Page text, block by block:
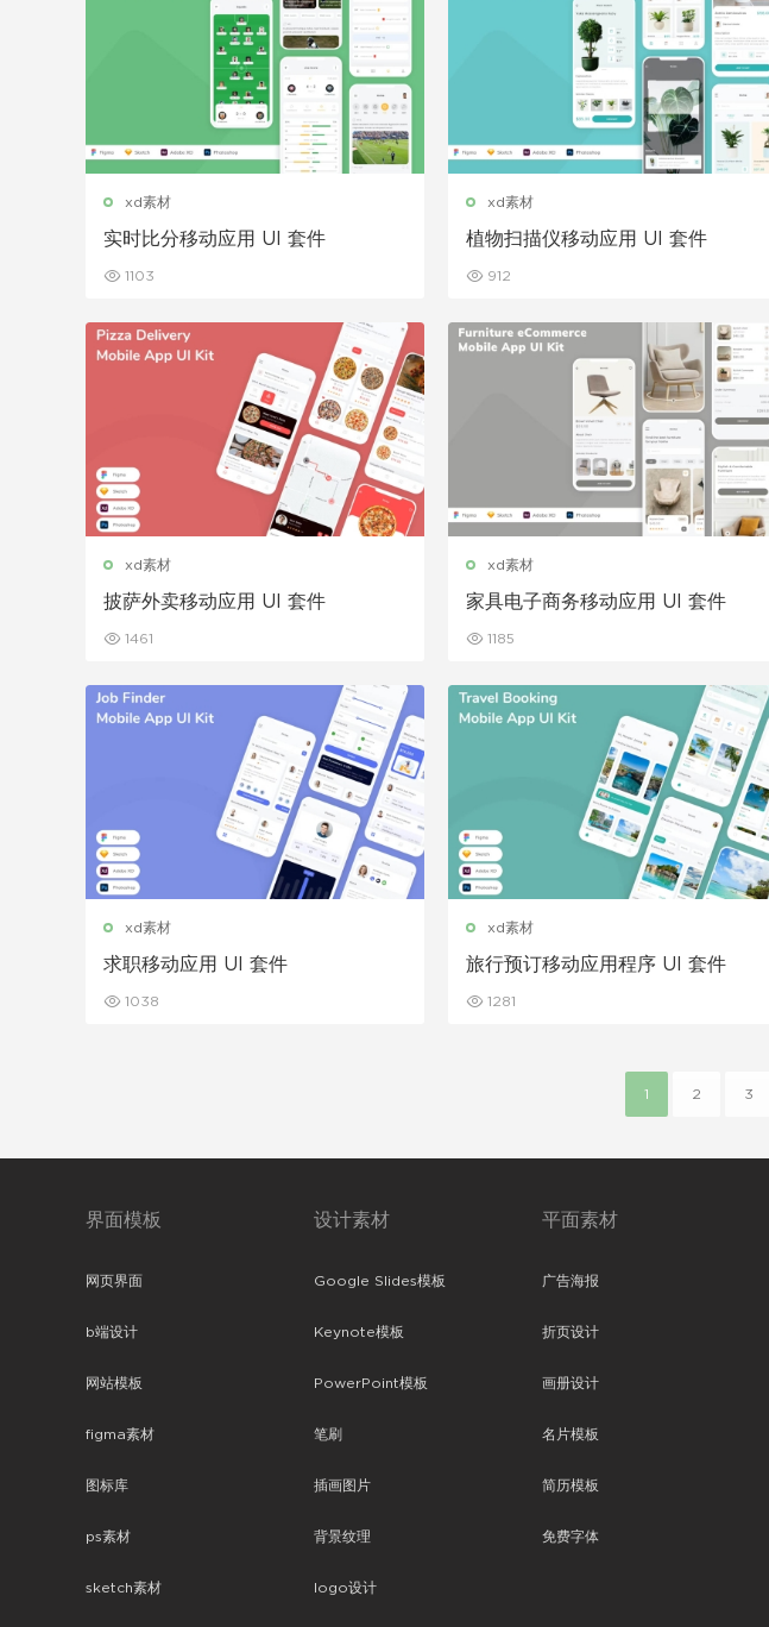
xd素材
实时比分移动应用 UI 套件
1103
xd素材
植物扫描仪移动应用 UI 套件
912
xd素材
披萨外卖移动应用 UI 套件
1461
xd素材
家具电子商务移动应用 UI 套件
1185
xd素材
求职移动应用 UI 套件
1038
xd素材
旅行预订移动应用程序 UI 套件
1281
1 2 3
界面模板
网页界面
b端设计
网站模板
figma素材
图标库
ps素材
sketch素材
设计素材
Google Slides模板
Keynote模板
PowerPoint模板
笔刷
插画图片
背景纹理
logo设计
平面素材
广告海报
折页设计
画册设计
名片模板
简历模板
免费字体